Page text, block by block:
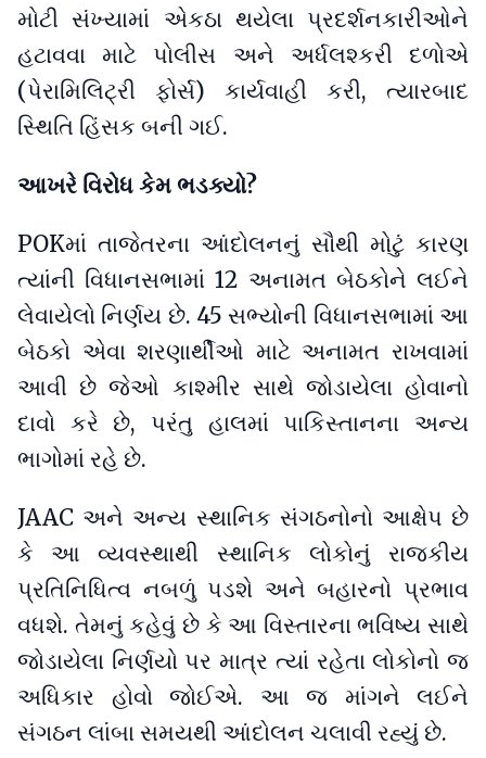
મોટી સંખ્યામાં એકઠા થયેલા પ્રદર્શનકારીઓને
હટાવવા માટે પોલીસ અને અર્ધલશ્કરી દળોએ
(પેરામિલિટ્રી ફોર્સ) કાર્યવાહી કરી, ત્યારબાદ
સ્થિતિ હિંસક બની ગઈ.
આખરે વિરોધ કેમ ભડક્યો?
POKમાં તાજેતરના આંદોલનનું સૌથી મોટું કારણ
ત્યાંની વિધાનસભામાં 12 અનામત બેઠકોને લઈને
લેવાયેલો નિર્ણય છે. 45 સભ્યોની વિધાનસભામાં આ
બેઠકો એવા શરણાર્થીઓ માટે અનામત રાખવામાં
આવી છે જેઓ કાશ્મીર સાથે જોડાયેલા હોવાનો
દાવો કરે છે, પરંતુ હાલમાં પાકિસ્તાનના અન્ય
ભાગોમાં રહે છે.
JAAC અને અન્ય સ્થાનિક સંગઠનોનો આક્ષેપ છે
કે આ વ્યવસ્થાથી સ્થાનિક લોકોનું રાજકીય
પ્રતિનિધિત્વ નબળું પડશે અને બહારનો પ્રભાવ
વધશે. તેમનું કહેવું છે કે આ વિસ્તારના ભવિષ્ય સાથે
જોડાયેલા નિર્ણયો પર માત્ર ત્યાં રહેતા લોકોનો જ
અધિકાર હોવો જોઈએ. આ જ માંગને લઈને
સંગઠન લાંબા સમયથી આંદોલન ચલાવી રહ્યું છે.